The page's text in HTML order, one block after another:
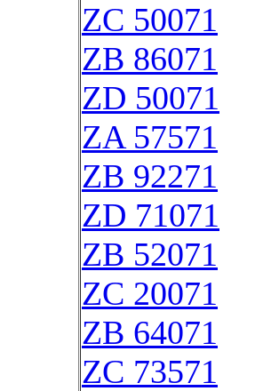
ZC 50071
ZB 86071
ZD 50071
ZA 57571
ZB 92271
ZD 71071
ZB 52071
ZC 20071
ZB 64071
ZC 73571